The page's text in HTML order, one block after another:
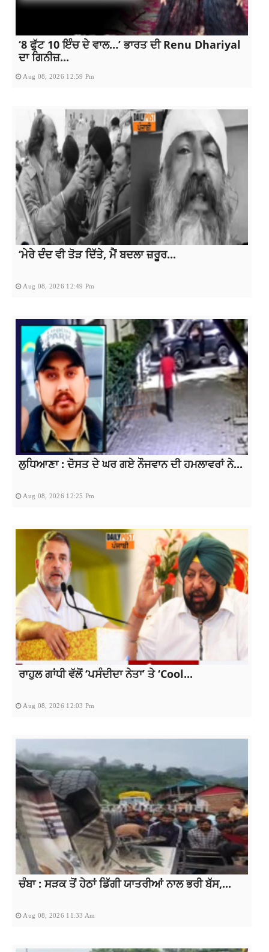
‘8 ਫੁੱਟ 10 ਇੰਚ ਦੇ ਵਾਲ…’ ਭਾਰਤ ਦੀ Renu Dhariyal
ਦਾ ਗਿਨੀਜ਼...
Aug 08, 2026 12:59 Pm
‘ਮੇਰੇ ਦੰਦ ਵੀ ਤੋੜ ਦਿੱਤੇ, ਮੈਂ ਬਦਲਾ ਜ਼ਰੂਰ...
Aug 08, 2026 12:49 Pm
ਲੁਧਿਆਣਾ : ਦੋਸਤ ਦੇ ਘਰ ਗਏ ਨੌਜਵਾਨ ਦੀ ਹਮਲਾਵਰਾਂ ਨੇ...
Aug 08, 2026 12:25 Pm
ਰਾਹੁਲ ਗਾਂਧੀ ਵੱਲੋਂ ‘ਪਸੰਦੀਦਾ ਨੇਤਾ’ ਤੇ ‘Cool...
Aug 08, 2026 12:03 Pm
ਚੰਬਾ : ਸੜਕ ਤੋਂ ਹੇਠਾਂ ਡਿੱਗੀ ਯਾਤਰੀਆਂ ਨਾਲ ਭਰੀ ਬੱਸ,...
Aug 08, 2026 11:33 Am